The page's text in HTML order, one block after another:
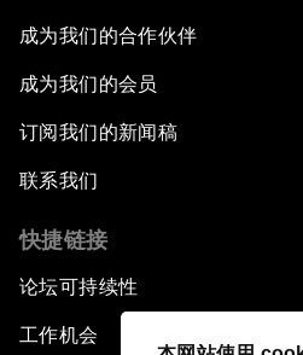
成为我们的合作伙伴
成为我们的会员
订阅我们的新闻稿
联系我们
快捷链接
论坛可持续性
工作机会